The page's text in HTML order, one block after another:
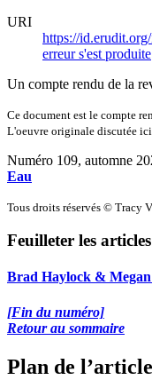
URI
https://
erreur s'est produite
Un compte rendu de la
Ce document est le compte
L'oeuvre originale discutée
Numéro 109, automne
Eau
Tous droits réservés © Tracy
Feuilleter les
Brad Haylock &
[Fin du numéro]
Retour au sommaire
Plan de l’article